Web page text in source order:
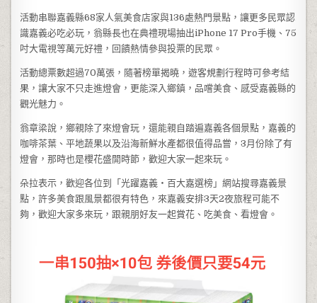
活動串聯嘉義縣68家人氣美食店家與136處熱門景點，讓更多民眾認
識嘉義必吃必玩，翁縣長也在典禮現場抽出iPhone 17 Pro手機、75
吋大電視等萬元好禮，回饋熱情參與投票的民眾。
活動總票數超過70萬張，隨著榜單揭曉，遊客規劃行程時可參考結
果，讓大家不只走進燈會，更能深入鄉鎮，品嚐美食、感受嘉義縣的
觀光魅力。
翁章梁說，鄉親除了來燈會玩，還能親自踏遍嘉義各個景點，嘉義的
咖啡茶葉、平地蔬果以及沿海新鮮水產都很值得品嘗，3月份除了有
燈會，那時也是櫻花盛開時節，歡迎大家一起來玩。
朵拉表示，歡迎各位到「光躍嘉義‧百大嘉選榜」網站搜尋嘉義景
點，許多美食跟風景都很有特色，來嘉義安排3天2夜旅程可能不
夠，歡迎大家多來玩，跟親朋好友一起賞花、吃美食、看燈會。